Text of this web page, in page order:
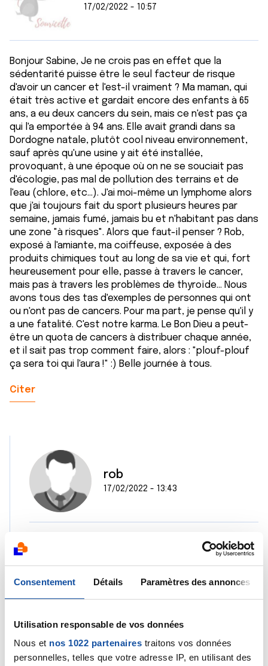
Consentement Détails Paramètres des annonces
Utilisation responsable de vos données
Nous et nos 1022 partenaires traitons vos données
personnelles, telles que votre adresse IP, en utilisant des
17/02/2022 - 10:57
Bonjour Sabine, Je ne crois pas en effet que la
sédentarité puisse être le seul facteur de risque
d'avoir un cancer et l'est-il vraiment ? Ma maman, qui
était très active et gardait encore des enfants à 65
ans, a eu deux cancers du sein, mais ce n'est pas ça
qui l'a emportée à 94 ans. Elle avait grandi dans sa
Dordogne natale, plutôt cool niveau environnement,
sauf après qu'une usine y ait été installée,
provoquant, à une époque où on ne se souciait pas
d'écologie, pas mal de pollution des terrains et de
l'eau (chlore, etc...). J'ai moi-même un lymphome alors
que j'ai toujours fait du sport plusieurs heures par
semaine, jamais fumé, jamais bu et n'habitant pas dans
une zone "à risques". Alors que faut-il penser ? Rob,
exposé à l'amiante, ma coiffeuse, exposée à des
produits chimiques tout au long de sa vie et qui, fort
heureusement pour elle, passe à travers le cancer,
mais pas à travers les problèmes de thyroïde... Nous
avons tous des tas d'exemples de personnes qui ont
ou n'ont pas de cancers. Pour ma part, je pense qu'il y
a une fatalité. C'est notre karma. Le Bon Dieu a peut-
être un quota de cancers à distribuer chaque année,
et il sait pas trop comment faire, alors : "plouf-plouf
ça sera toi qui l'aura !" :) Belle journée à tous.
Citer
rob
17/02/2022 - 13:43
Koi le bon dieu aurait un quotas,donc plouf_plouf
pour moi aussi,attend un peu quand je vais le
croisé,il va juste falloir qu'il s'explique;